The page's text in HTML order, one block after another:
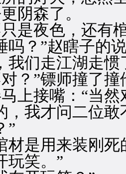
森了。
夜色，还有棺
？”赵瞎子的说
们走江湖走惯
？”镖师撞了撞
接嘴：“当然
我才问二位敢
”
是用来装刚死
笑。”